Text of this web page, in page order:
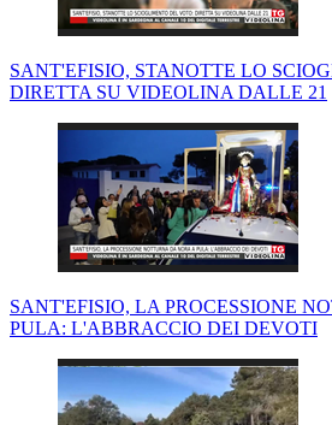
SANT'EFISIO, STANOTTE LO
DIRETTA SU VIDEOLINA DALLE 21
SANT'EFISIO, LA PROCESSIONE
PULA: L'ABBRACCIO DEI DEVOTI